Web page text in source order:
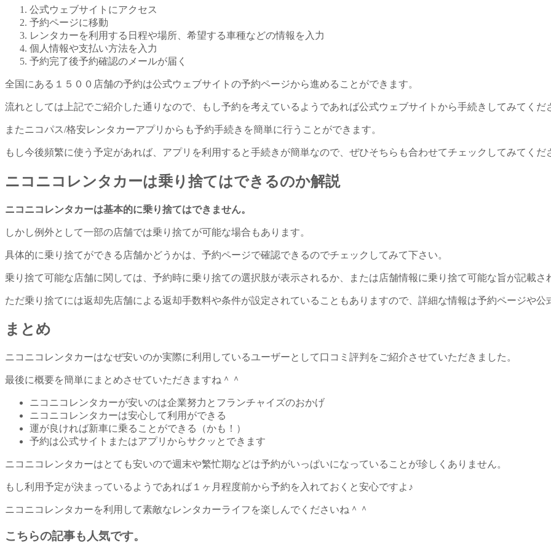
公式ウェブサイトにアクセス
予約ページに移動
レンタカーを利用する日程や場所、希望する車種などの情報を入力
個人情報や支払い方法を入力
予約完了後予約確認のメールが届く
全国にある１５００店舗の予約は公式ウェブサイトの予約ページから進めることができます。
流れとしては上記でご紹介した通りなので、もし予約を考えているようであれば公式ウェブサイトから手続きしてみてくだ
またニコパス/格安レンタカーアプリからも予約手続きを簡単に行うことができます。
もし今後頻繁に使う予定があれば、アプリを利用すると手続きが簡単なので、ぜひそちらも合わせてチェックしてみてくだ
ニコニコレンタカーは乗り捨てはできるのか解説
ニコニコレンタカーは基本的に乗り捨てはできません。
しかし例外として一部の店舗では乗り捨てが可能な場合もあります。
具体的に乗り捨てができる店舗かどうかは、予約ページで確認できるのでチェックしてみて下さい。
乗り捨て可能な店舗に関しては、予約時に乗り捨ての選択肢が表示されるか、または店舗情報に乗り捨て可能な旨が記載さ
ただ乗り捨てには返却先店舗による返却手数料や条件が設定されていることもありますので、詳細な情報は予約ページや公
まとめ
ニコニコレンタカーはなぜ安いのか実際に利用しているユーザーとして口コミ評判をご紹介させていただきました。
最後に概要を簡単にまとめさせていただきますね＾＾
ニコニコレンタカーが安いのは企業努力とフランチャイズのおかげ
ニコニコレンタカーは安心して利用ができる
運が良ければ新車に乗ることができる（かも！）
予約は公式サイトまたはアプリからサクッとできます
ニコニコレンタカーはとても安いので週末や繁忙期などは予約がいっぱいになっていることが珍しくありません。
もし利用予定が決まっているようであれば１ヶ月程度前から予約を入れておくと安心ですよ♪
ニコニコレンタカーを利用して素敵なレンタカーライフを楽しんでくださいね＾＾
こちらの記事も人気です。